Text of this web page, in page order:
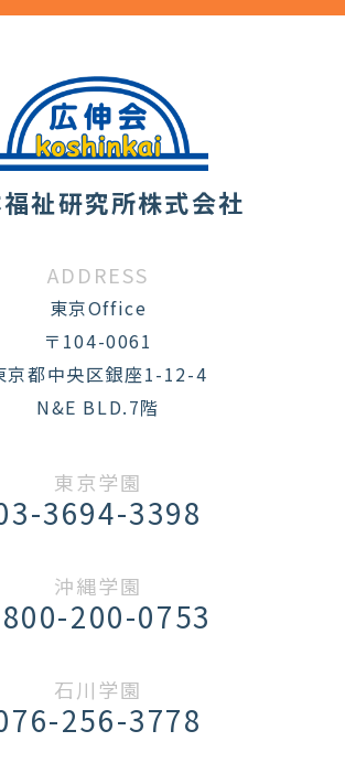
祉研究所株式会社
ADDRESS
東京Office
〒104-0061
京都中央区銀座1-12-4
N&E BLD.7階
東京学園
3694-3398
沖縄学園
200-0753
石川学園
256-3778